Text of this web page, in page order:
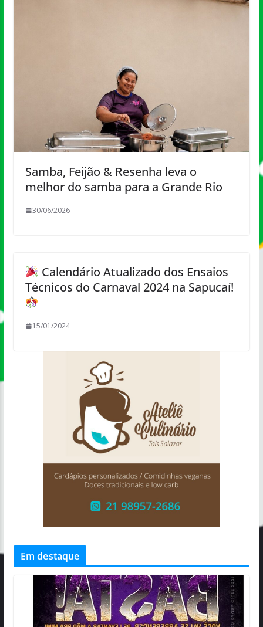
Samba, Feijão & Resenha leva o
melhor do samba para a Grande Rio
30/06/2026
Calendário Atualizado dos Ensaios
Técnicos do Carnaval 2024 na Sapucaí!
15/01/2024
Em destaque